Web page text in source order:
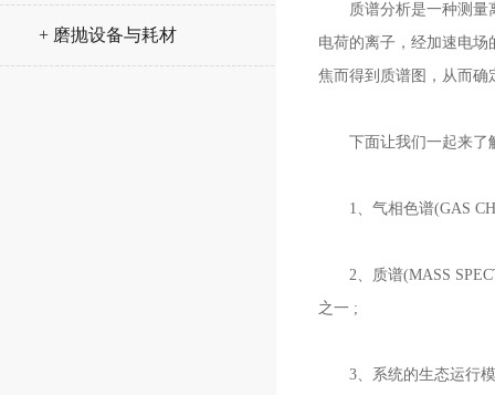
+ 磨抛设备与耗材
质谱分析是一种测量离
电荷的离子，经加速电
焦而得到质谱图，从而确
下面让我们一起来了
1、气相色谱(GAS
2、质谱(MASS
之一 ;
3、系统的生态运行模